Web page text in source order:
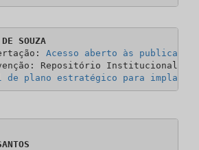
SOUZA
Acesso aberto às
Repositório Institucional do
de plano estratégico para